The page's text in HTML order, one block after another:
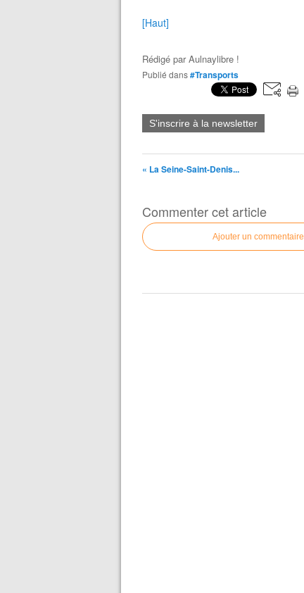
[Haut]
Rédigé parAulnaylibre !
Publié dans#Transports
S'inscrire à la newsletter
« La Seine-Saint-Denis...
Commenter cet article
Ajouter un commentaire